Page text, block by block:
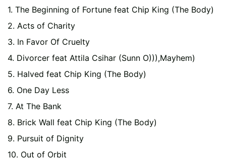
1. The Beginning of Fortune feat Chip King (The Body)
2. Acts of Charity
3. In Favor Of Cruelty
4. Divorcer feat Attila Csihar (Sunn O))),Mayhem)
5. Halved feat Chip King (The Body)
6. One Day Less
7. At The Bank
8. Brick Wall feat Chip King (The Body)
9. Pursuit of Dignity
10. Out of Orbit